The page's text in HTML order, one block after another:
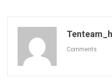
Comments